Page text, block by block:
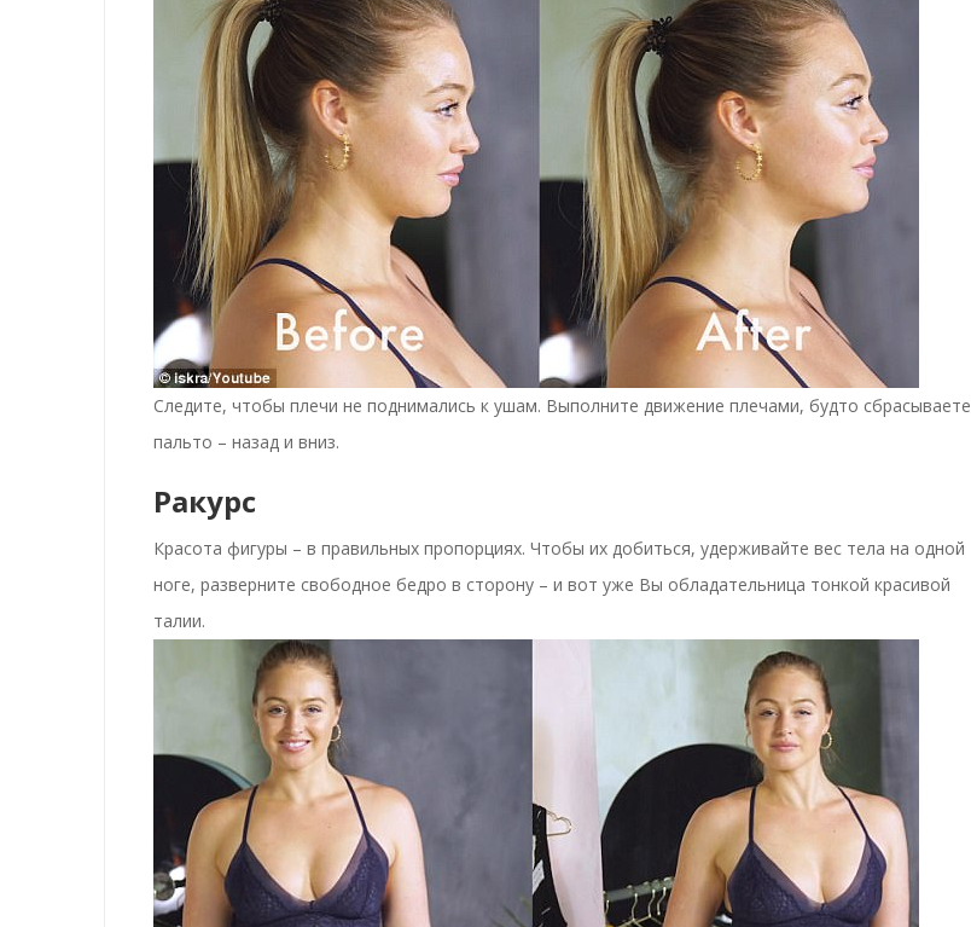
Следите, чтобы плечи не поднимались к ушам. Выполните движение плечами, будто сбрасываете
пальто – назад и вниз.
Ракурс
Красота фигуры – в правильных пропорциях. Чтобы их добиться, удерживайте вес тела на одной
ноге, разверните свободное бедро в сторону – и вот уже Вы обладательница тонкой красивой
талии.